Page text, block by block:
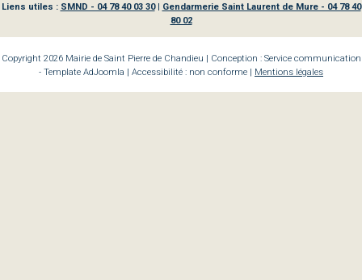
Liens utiles : SMND - 04 78 40 03 30| Gendarmerie Saint Laurent de Mure - 04 78 40
80 02
Copyright 2026 Mairie de Saint Pierre de Chandieu | Conception : Service communication
- Template AdJoomla | Accessibilité : non conforme | Mentions légales